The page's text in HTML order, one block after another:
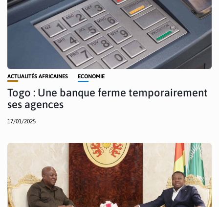
ACTUALITÉS AFRICAINES ECONOMIE
Togo : Une banque ferme temporairement
ses agences
17/01/2025